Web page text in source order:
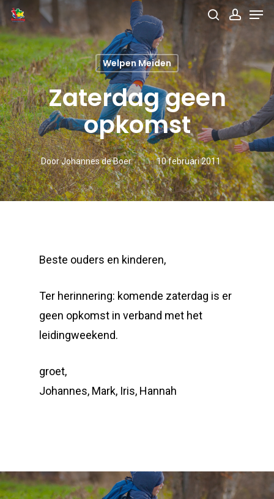
Skip
to
main
content
search
Welpen Meiden
Zaterdag geen
opkomst
DoorJohannes de Boer 10 februari 2011
Beste ouders en kinderen,
Ter herinnering: komende zaterdag is er
geen opkomst in verband met het
leidingweekend.
groet,
Johannes, Mark, Iris, Hannah